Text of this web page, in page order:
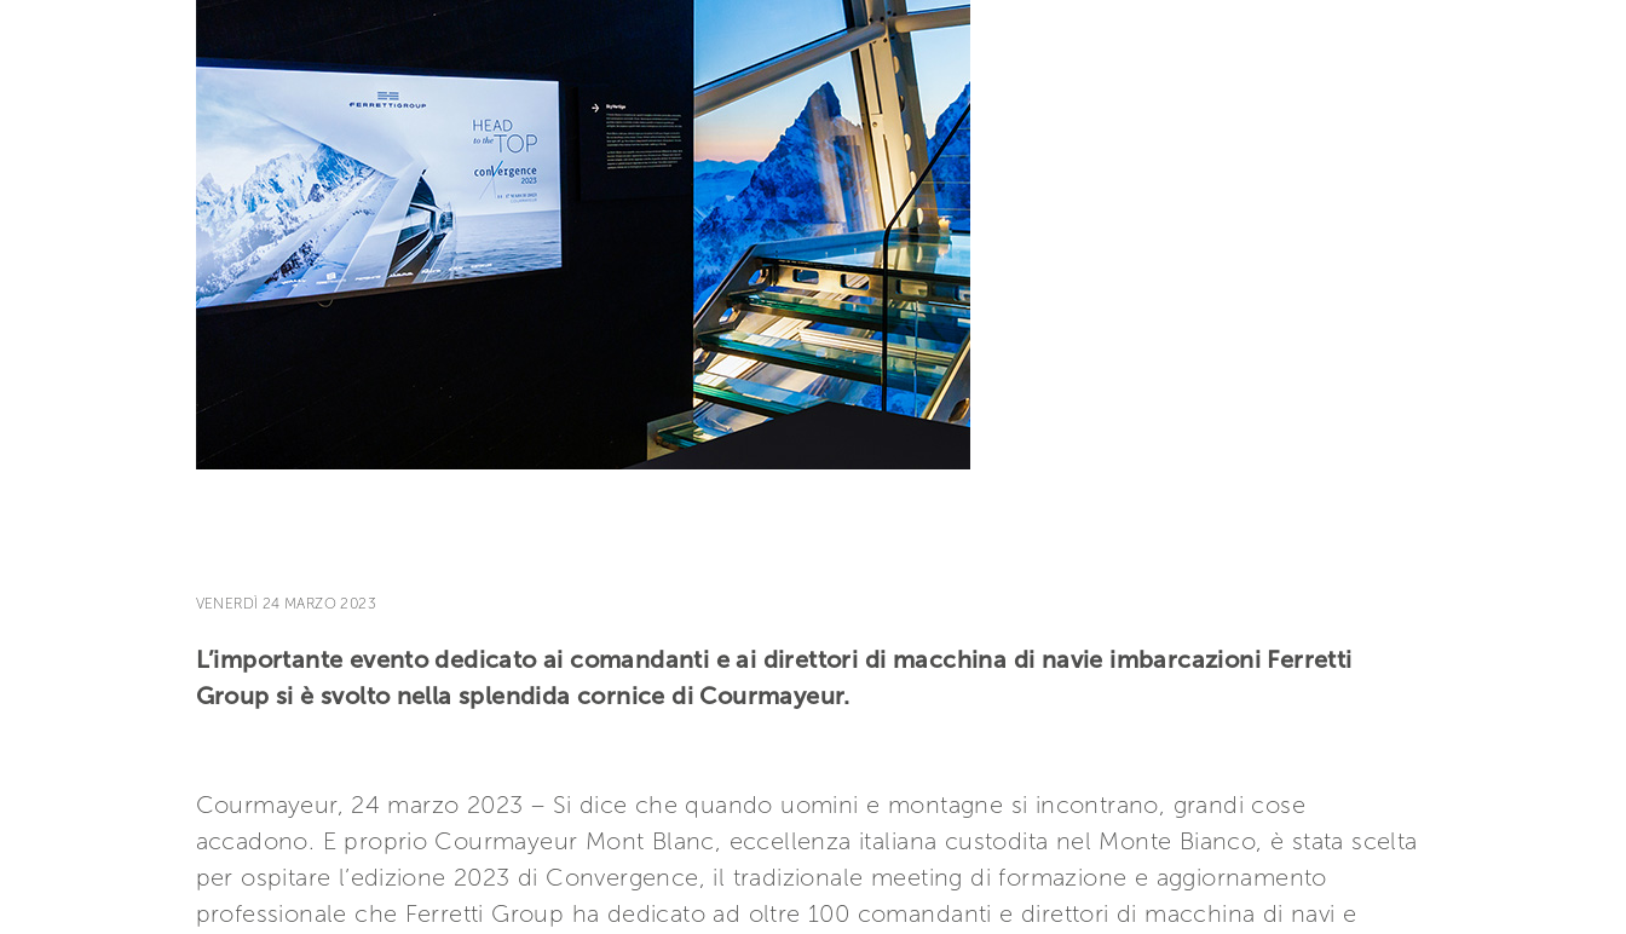
VENERDÌ 24 MARZO 2023
L’importante evento dedicato ai comandanti e ai direttori di macchina di navie imbarcazioni Ferretti
Group si è svolto nella splendida cornice di Courmayeur.
Courmayeur, 24 marzo 2023 – Si dice che quando uomini e montagne si incontrano, grandi cose
accadono. E proprio Courmayeur Mont Blanc, eccellenza italiana custodita nel Monte Bianco, è stata scelta
per ospitare l’edizione 2023 di Convergence, il tradizionale meeting di formazione e aggiornamento
professionale che Ferretti Group ha dedicato ad oltre 100 comandanti e direttori di macchina di navi e